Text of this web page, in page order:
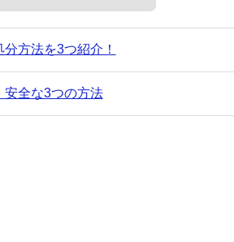
方法を3つ紹介！
安全な3つの方法